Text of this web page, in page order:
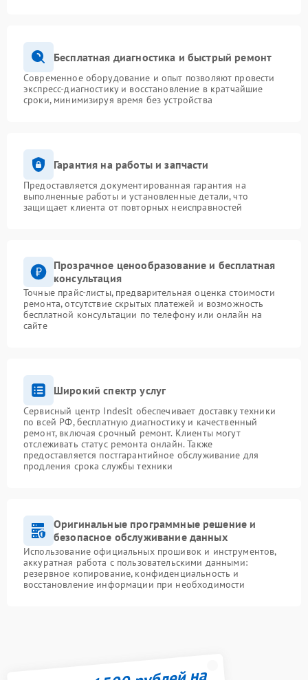
Бесплатная диагностика и быстрый ремонт
Современное оборудование и опыт позволяют провести
экспресс-диагностику и восстановление в кратчайшие
сроки, минимизируя время без устройства
Гарантия на работы и запчасти
Предоставляется документированная гарантия на
выполненные работы и установленные детали, что
защищает клиента от повторных неисправностей
Прозрачное ценообразование и бесплатная
консультация
Точные прайс-листы, предварительная оценка стоимости
ремонта, отсутствие скрытых платежей и возможность
бесплатной консультации по телефону или онлайн на
сайте
Широкий спектр услуг
Сервисный центр Indesit обеспечивает доставку техники
по всей РФ, бесплатную диагностику и качественный
ремонт, включая срочный ремонт. Клиенты могут
отслеживать статус ремонта онлайн. Также
предоставляется постгарантийное обслуживание для
продления срока службы техники
Оригинальные программные решение и
безопасное обслуживание данных
Использование официальных прошивок и инструментов,
аккуратная работа с пользовательскими данными:
резервное копирование, конфиденциальность и
восстановление информации при необходимости